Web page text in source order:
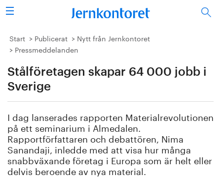
Sök
Stålindustrin
Forskning/utbildning
Energi/miljö
Vi tycker
Publicerat
Start Publicerat
Nytt från Jernkontoret
Pressmeddelanden
Stålföretagen skapar 64 000 jobb i
Sverige
I dag lanserades rapporten Materialrevolutionen
på ett seminarium i Almedalen.
Rapportförfattaren och debattören, Nima
Sanandaji, inledde med att visa hur många
snabbväxande företag i Europa som är helt eller
delvis beroende av nya material.